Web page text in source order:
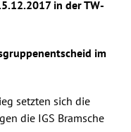
in der TW-
im
setzten sich die
die IGS Bramsche